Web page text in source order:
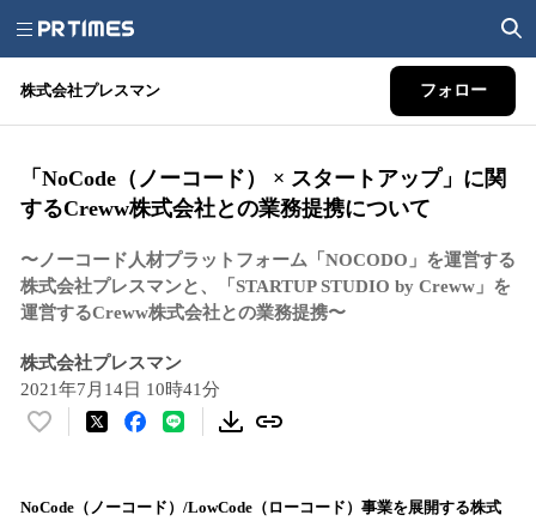
株式会社プレスマン フォロー
「NoCode（ノーコード） × スタートアップ」に関
するCreww株式会社との業務提携について
〜ノーコード人材プラットフォーム「NOCODO」を運営する
株式会社プレスマンと、「STARTUP STUDIO by Creww」を
運営するCreww株式会社との業務提携〜
株式会社プレスマン
2021年7月14日 10時41分
い
！
NoCode（ノーコード）/LowCode（ローコード）事業を展開する株式